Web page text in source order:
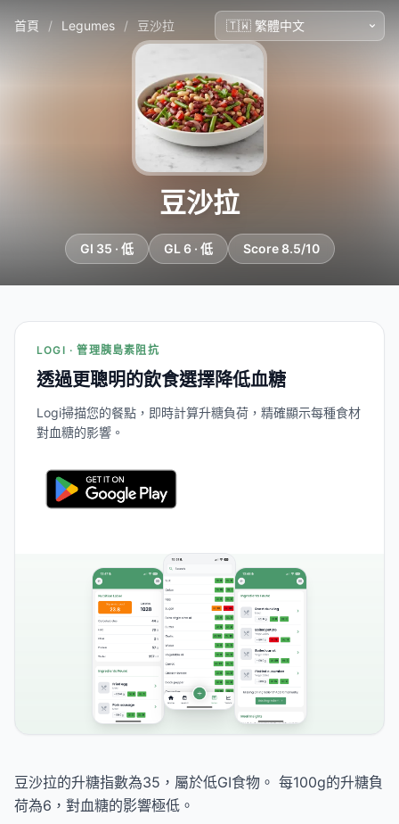
首頁 / Legumes / 豆沙拉
豆沙拉
GI 35 · 低 GL 6 · 低 Score 8.5/10
LOGI · 管理胰島素阻抗
透過更聰明的飲食選擇降低血糖
Logi掃描您的餐點，即時計算升糖負荷，精確顯示每種食材
對血糖的影響。
豆沙拉的升糖指數為35，屬於低GI食物。 每100g的升糖負
荷為6，對血糖的影響極低。